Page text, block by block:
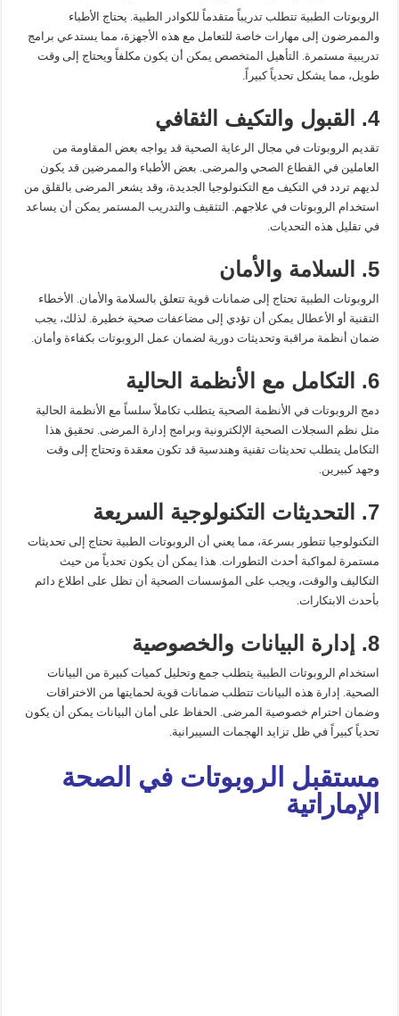
الروبوتات الطبية تتطلب تدريباً متقدماً للكوادر الطبية. يحتاج الأطباء
والممرضون إلى مهارات خاصة للتعامل مع هذه الأجهزة، مما يستدعي برامج
تدريبية مستمرة. التأهيل المتخصص يمكن أن يكون مكلفاً ويحتاج إلى وقت
طويل، مما يشكل تحدياً كبيراً.
4. القبول والتكيف الثقافي
تقديم الروبوتات في مجال الرعاية الصحية قد يواجه بعض المقاومة من
العاملين في القطاع الصحي والمرضى. بعض الأطباء والممرضين قد يكون
لديهم تردد في التكيف مع التكنولوجيا الجديدة، وقد يشعر المرضى بالقلق من
استخدام الروبوتات في علاجهم. التثقيف والتدريب المستمر يمكن أن يساعد
في تقليل هذه التحديات.
5. السلامة والأمان
الروبوتات الطبية تحتاج إلى ضمانات قوية تتعلق بالسلامة والأمان. الأخطاء
التقنية أو الأعطال يمكن أن تؤدي إلى مضاعفات صحية خطيرة. لذلك، يجب
ضمان أنظمة مراقبة وتحديثات دورية لضمان عمل الروبوتات بكفاءة وأمان.
6. التكامل مع الأنظمة الحالية
دمج الروبوتات في الأنظمة الصحية يتطلب تكاملاً سلساً مع الأنظمة الحالية
مثل نظم السجلات الصحية الإلكترونية وبرامج إدارة المرضى. تحقيق هذا
التكامل يتطلب تحديثات تقنية وهندسية قد تكون معقدة وتحتاج إلى وقت
وجهد كبيرين.
7. التحديثات التكنولوجية السريعة
التكنولوجيا تتطور بسرعة، مما يعني أن الروبوتات الطبية تحتاج إلى تحديثات
مستمرة لمواكبة أحدث التطورات. هذا يمكن أن يكون تحدياً من حيث
التكاليف والوقت، ويجب على المؤسسات الصحية أن تظل على اطلاع دائم
بأحدث الابتكارات.
8. إدارة البيانات والخصوصية
استخدام الروبوتات الطبية يتطلب جمع وتحليل كميات كبيرة من البيانات
الصحية. إدارة هذه البيانات تتطلب ضمانات قوية لحمايتها من الاختراقات
وضمان احترام خصوصية المرضى. الحفاظ على أمان البيانات يمكن أن يكون
تحدياً كبيراً في ظل تزايد الهجمات السيبرانية.
مستقبل الروبوتات في الصحة
الإماراتية